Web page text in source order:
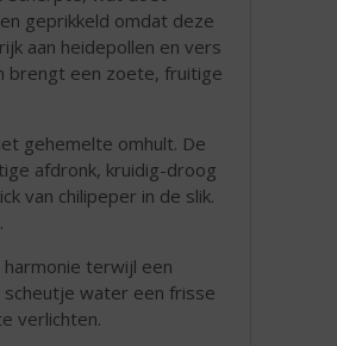
geprikkeld omdat deze
aan heidepollen en vers
brengt een zoete, fruitige
gehemelte omhult. De
afdronk, kruidig-droog
van chilipeper in de slik.
terwijl een
water een frisse
verlichten.